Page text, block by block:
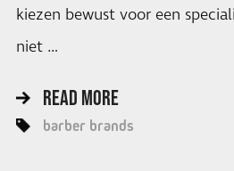
kiezen bewust voor een
niet …
READ MORE
barber brands